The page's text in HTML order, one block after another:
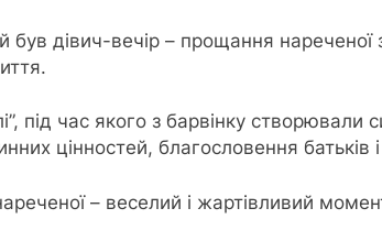
дівич-вечір – прощання нареченої
під час якого з барвінку
цінностей, благословення батьків
– веселий і жартівливий